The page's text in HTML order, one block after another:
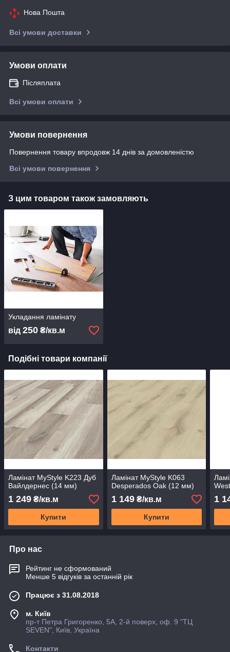
Нова Пошта
Всі умови доставки
Умови оплати
Післяплата
Всі умови оплати
Умови повернення
Повернення товару впродовж 14 днів за домовленістю
Всі умови повернення
З цим товаром також замовляють
Укладання ламінату
від 250 ₴/кв.м
Подібні товари компанії
Ламінат MyStyle K223 Дуб
Вайлдернес (14 мм)
1 249 ₴/кв.м
Купити
Ламінат MyStyle K063
Desperados Oak (12 мм)
1 149₴/кв.м
Купити
1
Про нас
Рейтинг не сформований
Менше 5 відгуків за останній рік
Працює з 31.08.2018
м. Київ
пр-т Петра Григоренко, 5А, 2-й поверх, оф. 9 "ТЦ
SEVEN", Київ, Україна
Контакти